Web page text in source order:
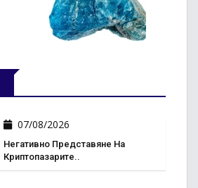
07/08/2026
Негативно Представяне На
Криптопазарите..